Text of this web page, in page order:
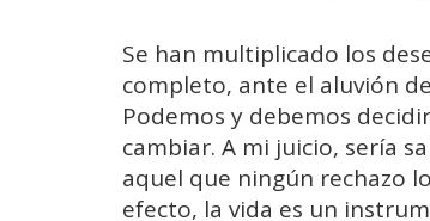
Se han multiplicado los
completo, ante el aluvión
Podemos y debemos
cambiar. A mi juicio, sería
aquel que ningún rechazo
efecto, la vida es un